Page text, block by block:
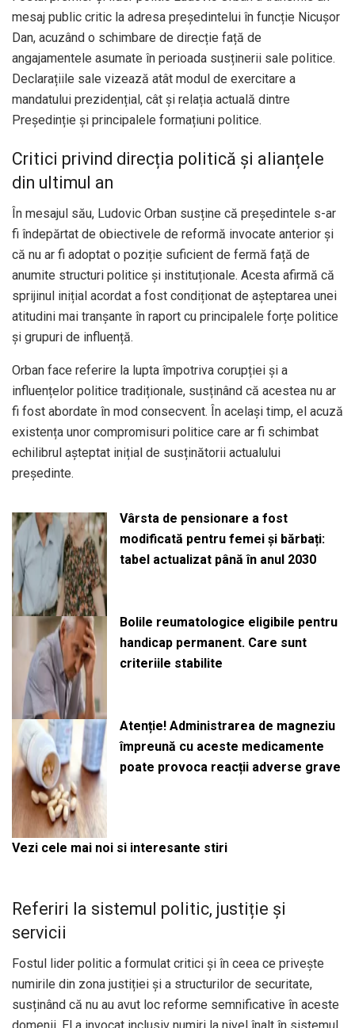
mesaj public critic la adresa președintelui în funcție Nicușor
Dan, acuzând o schimbare de direcție față de
angajamentele asumate în perioada susținerii sale politice.
Declarațiile sale vizează atât modul de exercitare a
mandatului prezidențial, cât și relația actuală dintre
Președinție și principalele formațiuni politice.
Critici privind direcția politică și alianțele
din ultimul an
În mesajul său, Ludovic Orban susține că președintele s-ar
fi îndepărtat de obiectivele de reformă invocate anterior și
că nu ar fi adoptat o poziție suficient de fermă față de
anumite structuri politice și instituționale. Acesta afirmă că
sprijinul inițial acordat a fost condiționat de așteptarea unei
atitudini mai tranșante în raport cu principalele forțe politice
și grupuri de influență.
Orban face referire la lupta împotriva corupției și a
influențelor politice tradiționale, susținând că acestea nu ar
fi fost abordate în mod consecvent. În același timp, el acuză
existența unor compromisuri politice care ar fi schimbat
echilibrul așteptat inițial de susținătorii actualului
președinte.
Vârsta de pensionare a fost
modificată pentru femei și bărbați:
tabel actualizat până în anul 2030
Bolile reumatologice eligibile pentru
handicap permanent. Care sunt
criteriile stabilite
Atenție! Administrarea de magneziu
împreună cu aceste medicamente
poate provoca reacții adverse grave
Vezi cele mai noi si interesante stiri
Referiri la sistemul politic, justiție și
servicii
Fostul lider politic a formulat critici și în ceea ce privește
numirile din zona justiției și a structurilor de securitate,
susținând că nu au avut loc reforme semnificative în aceste